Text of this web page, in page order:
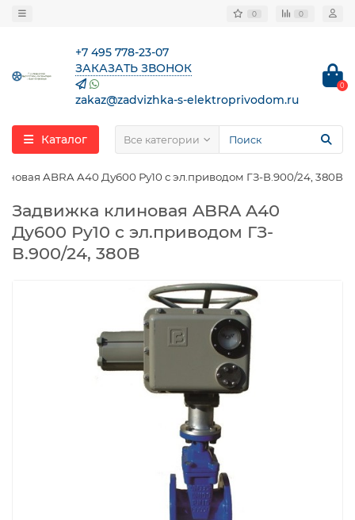
0 0
+7 495 778-23-07
ЗАКАЗАТЬ ЗВОНОК
zakaz@zadvizhka-s-elektroprivodom.ru
0
Каталог Все категории
ABRA A40 Ду600 Ру10 с эл.приводом ГЗ-В.900/24, 380В
Задвижка клиновая ABRA A40
Ду600 Ру10 с эл.приводом ГЗ-
В.900/24, 380В